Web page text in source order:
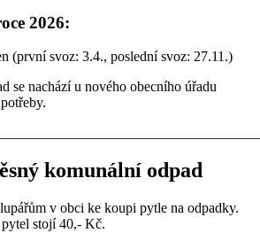
2026:
(první svoz: 3.4., poslední svoz: 27.11.)
se nachází u nového obecního úřadu
ko­mu­nál­ní od­pad
v ob­ci ke kou­pi pyt­le na od­pad­ky.
sto­jí 40,- Kč.